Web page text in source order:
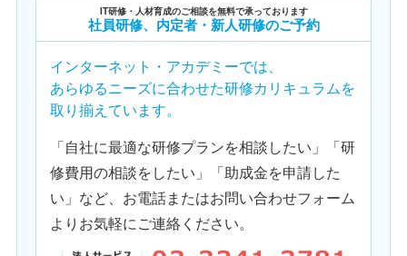
IT研修・人材育成のご相談を無料で承っております
社員研修、内定者・新人研修のご予約
インターネット・アカデミーでは、
あらゆるニーズに合わせた研修カリキュラムを
取り揃えています。
「自社に最適な研修プランを相談したい」「研
修費用の相談をしたい」「助成金を申請した
い」など、お電話またはお問い合わせフォーム
よりお気軽にご連絡ください。